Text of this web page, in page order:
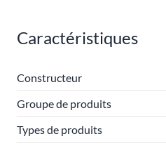
Caractéristiques
Constructeur
Groupe de produits
Types de produits